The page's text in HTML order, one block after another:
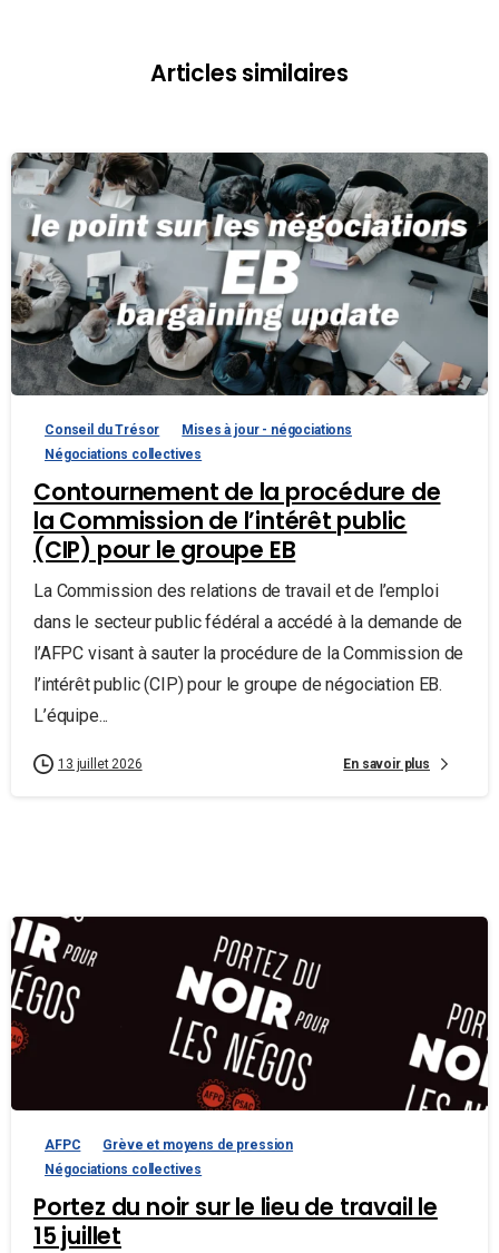
Articles similaires
Conseil du Trésor
Mises à jour - négociations
Négociations collectives
Contournement de la procédure de
la Commission de l’intérêt public
(CIP) pour le groupe EB
La Commission des relations de travail et de l’emploi
dans le secteur public fédéral a accédé à la demande de
l’AFPC visant à sauter la procédure de la Commission de
l’intérêt public (CIP) pour le groupe de négociation EB.
L’équipe...
13 juillet 2026 En savoir plus
AFPC
Grève et moyens de pression
Négociations collectives
Portez du noir sur le lieu de travail le
15 juillet